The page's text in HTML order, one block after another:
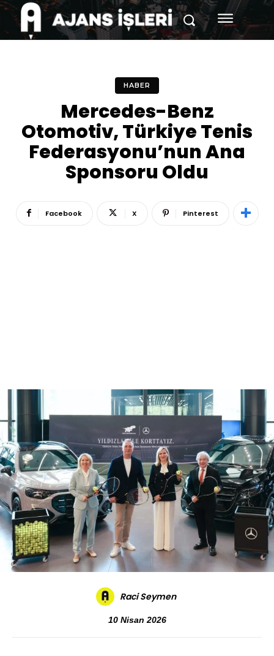
HABER
Mercedes-Benz
Otomotiv, Türkiye Tenis
Federasyonu’nun Ana
Sponsoru Oldu
Facebook X Pinterest
Raci Seymen
10 Nisan 2026